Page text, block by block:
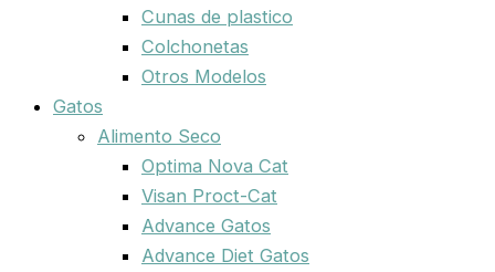
Cunas de plastico
Colchonetas
Otros Modelos
Gatos
Alimento Seco
Optima Nova Cat
Visan Proct-Cat
Advance Gatos
Advance Diet Gatos